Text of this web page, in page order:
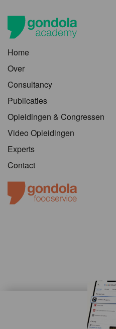
Home
Over
Consultancy
Publicaties
Opleidingen & Congressen
Video Opleidingen
Experts
Contact